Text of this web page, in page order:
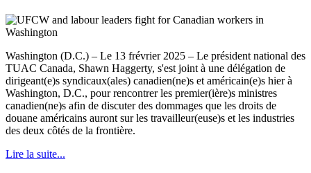
Washington (D.C.) – Le 13 frévrier 2025 – Le président national des
TUAC Canada, Shawn Haggerty, s'est joint à une délégation de
dirigeant(e)s syndicaux(ales) canadien(ne)s et américain(e)s hier à
Washington, D.C., pour rencontrer les premier(ière)s ministres
canadien(ne)s afin de discuter des dommages que les droits de
douane américains auront sur les travailleur(euse)s et les industries
des deux côtés de la frontière.
Lire la suite...